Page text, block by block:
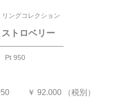
リングコレクション
トロベリー
Pt 950
￥ 92.000 （税別）